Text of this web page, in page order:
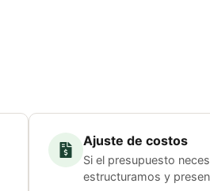
Ajuste de costos
Si el presupuesto
estructuramos y